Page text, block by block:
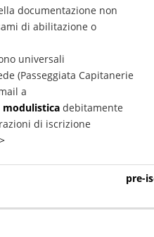
documentazione non
di abilitazione o
universali
(Passeggiata Capitanerie
a
modulistica debitamente
di iscrizione
corso >> pre-